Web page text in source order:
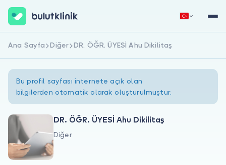
Hakkımızda
Hemen Kaydol Giriş Yap
Ana Sayfa Diğer DR. ÖĞR. ÜYESİ Ahu Dikilitaş
Bu profil sayfası internete açık olan
bilgilerden otomatik olarak oluşturulmuştur.
DR. ÖĞR. ÜYESİ Ahu Dikilitaş
Diğer